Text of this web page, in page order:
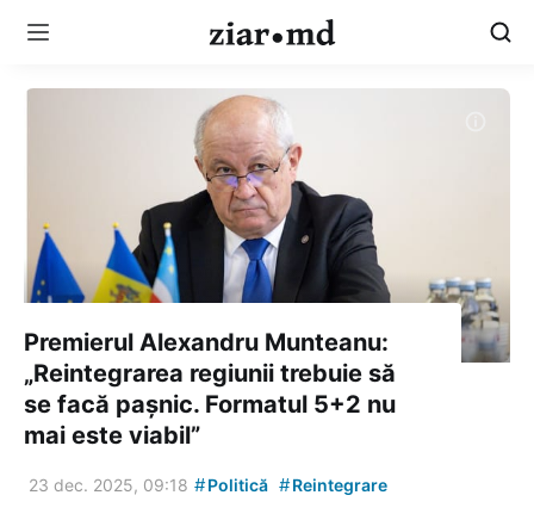
Premierul Alexandru Munteanu:
„Reintegrarea regiunii trebuie să
se facă pașnic. Formatul 5+2 nu
mai este viabil”
23 dec. 2025, 09:18 #Politică #Reintegrare